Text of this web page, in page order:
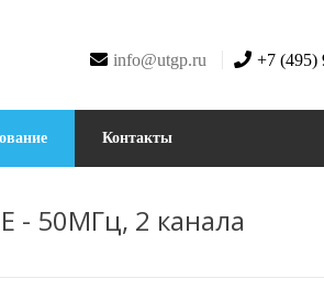
info@utgp.ru +7 (495)
Контакты
- 50МГц, 2 канала